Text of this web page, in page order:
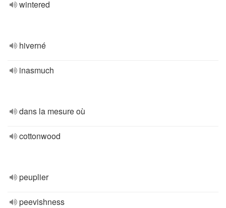
wintered
hiverné
inasmuch
dans la mesure où
cottonwood
peuplier
peevishness